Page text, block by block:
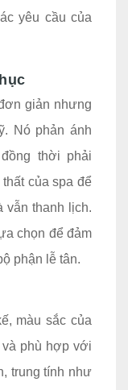
yêu cầu của
giản nhưng
Nó phản ánh
thời phải
của spa để
vẫn thanh lịch.
chọn để đảm
phận lễ tân.
màu sắc của
và phù hợp với
trung tính như